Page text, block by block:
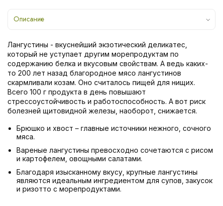
Описание
Лангустины - вкуснейший экзотический деликатес,
который не уступает другим морепродуктам по
содержанию белка и вкусовым свойствам. А ведь каких-
то 200 лет назад благородное мясо лангустинов
скармливали козам. Оно считалось пищей для нищих.
Всего 100 г продукта в день повышают
стрессоустойчивость и работоспособность. А вот риск
болезней щитовидной железы, наоборот, снижается.
Брюшко и хвост – главные источники нежного, сочного
мяса.
Вареные лангустины превосходно сочетаются с рисом
и картофелем, овощными салатами.
Благодаря изысканному вкусу, крупные лангустины
являются идеальным ингредиентом для супов, закусок
и ризотто с морепродуктами.